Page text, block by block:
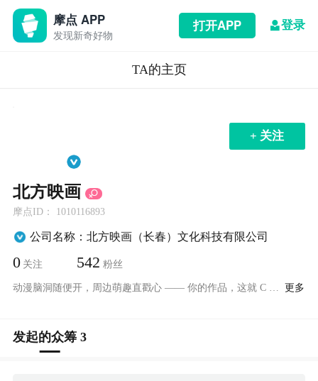
摩点 APP
发现新奇好物
打开APP 登录
TA的主页
+ 关注
北方映画
摩点ID： 1010116893
公司名称：北方映画（长春）文化科技有限公司
0 关注 542 粉丝
更多
发起的众筹 3